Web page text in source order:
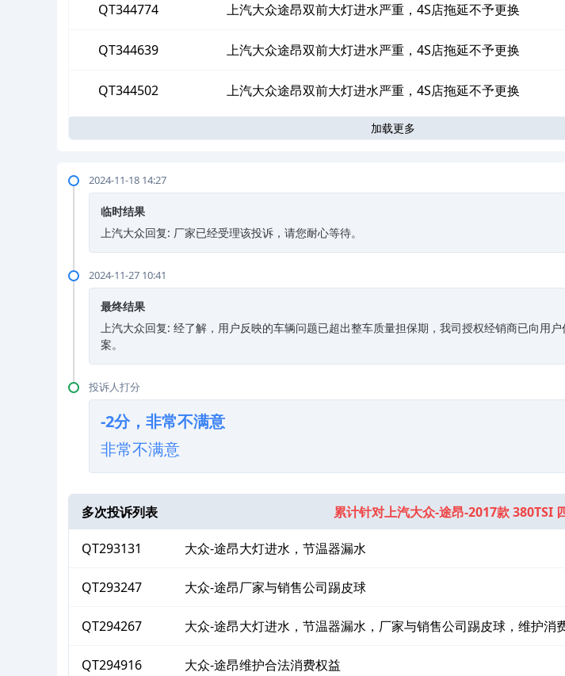
QT344774 上汽大众途昂双前大灯进水严重，4S店拖延不予更换
QT344639 上汽大众途昂双前大灯进水严重，4S店拖延不予更换
QT344502 上汽大众途昂双前大灯进水严重，4S店拖延不予更换
加载更多
2024-11-18 14:27
临时结果
上汽大众回复: 厂家已经受理该投诉，请您耐心等待。
2024-11-27 10:41
最终结果
上汽大众回复: 经了解，用户反映的车辆问题已超出整车质量担保期，我司授权经销商已向用
案。
投诉人打分
-2分，非常不满意
非常不满意
多次投诉列表 累计针对上汽大众-途昂-2017款 380TSI
QT293131 大众-途昂大灯进水，节温器漏水
QT293247 大众-途昂厂家与销售公司踢皮球
QT294267
大众-途昂大灯进水，节温器漏水，厂家与销售公司踢皮球，维护消
QT294916 大众-途昂维护合法消费权益